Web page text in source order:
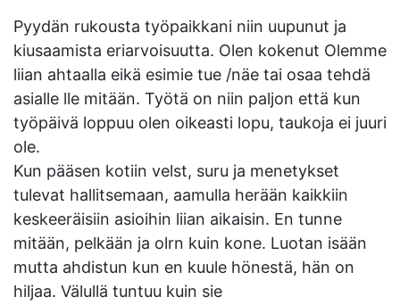
Pyydän rukousta työpaikkani niin uupunut ja
kiusaamista eriarvoisuutta. Olen kokenut Olemme
liian ahtaalla eikä esimie tue /näe tai osaa tehdä
asialle lle mitään. Työtä on niin paljon että kun
työpäivä loppuu olen oikeasti lopu, taukoja ei juuri
ole.
Kun pääsen kotiin velst, suru ja menetykset
tulevat hallitsemaan, aamulla herään kaikkiin
keskeeräisiin asioihin liian aikaisin. En tunne
mitään, pelkään ja olrn kuin kone. Luotan isään
mutta ahdistun kun en kuule hönestä, hän on
hiljaa. Välullä tuntuu kuin sie